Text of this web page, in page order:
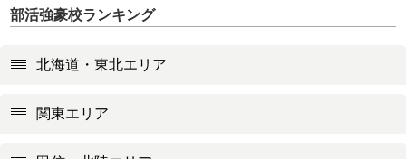
部活強豪校ランキング
北海道・東北エリア
関東エリア